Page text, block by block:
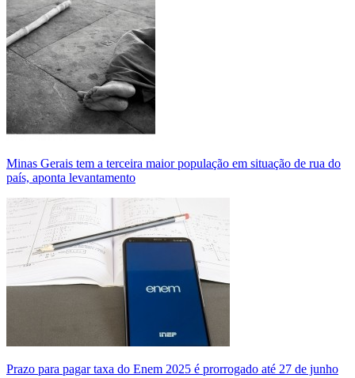
Minas Gerais tem a terceira maior população em situação de rua do
país, aponta levantamento
Prazo para pagar taxa do Enem 2025 é prorrogado até 27 de junho